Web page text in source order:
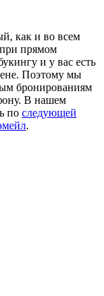
как и во всем
прямом
и у вас есть
Поэтому мы
бронированиям
В нашем
по следующей
.